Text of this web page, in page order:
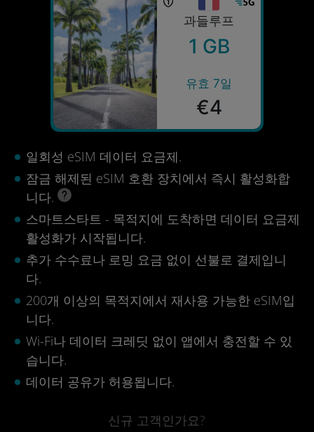
과들루프
1 GB
유효 7일
€4
일회성 eSIM 데이터 요금제.
잠금 해제된 eSIM 호환 장치에서 즉시 활성화합
니다.
스마트스타트 - 목적지에 도착하면 데이터 요금제
활성화가 시작됩니다.
추가 수수료나 로밍 요금 없이 선불로 결제입니
다.
200개 이상의 목적지에서 재사용 가능한 eSIM입
니다.
Wi-Fi나 데이터 크레딧 없이 앱에서 충전할 수 있
습니다.
데이터 공유가 허용됩니다.
신규 고객인가요?